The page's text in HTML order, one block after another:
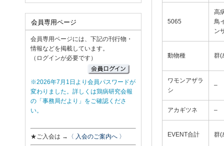
5065
高
鳥
ン
動物種 群(
ワモンアザラ
シ
–
アカギツネ –
EVENT合計 群(
会員専用ページ
会員専用ページには、下記の刊行物・
情報などを掲載しています。
（ログインが必要です）
※2026年7月1日より会員パスワードが
変わりました。詳しくは鶏病研究会報
の「事務局だより」をご確認くださ
い。
★ご入会は → 〈 入会のご案内へ 〉